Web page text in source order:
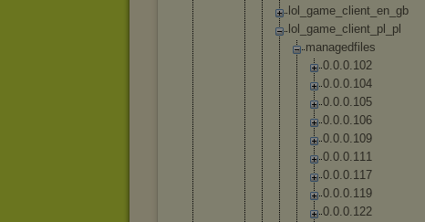
lo
game _c lient_ en _gb
lo
game _c lient_ pl _p
managedfi es
0.0.0.102
0.0.0.104
0.0.0.105
0.0.0.106
0.0.0.109
0.0.0.111
0.0.0.117
0.0.0.119
0.0.0.122